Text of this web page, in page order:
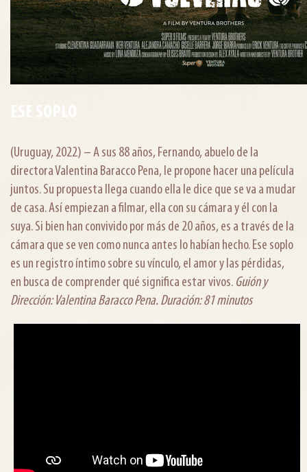
ESE SOPLO
(Uruguay, 2022) – A sus 88 años, Fernando, abuelo de la
directora Valentina Baracco Pena, le propone hacer una película
juntos. Su propuesta llega cuando ella le dice que se va a mudar
de casa. Así empiezan a filmar, ella con su cámara y él con la
suya. Si bien han convivido por más de 20 años, es a través de la
cámara que se ven como nunca antes lo habían hecho. Ese soplo
es un registro íntimo sobre su vínculo, el amor y las pérdidas,
en busca de comprender qué significa estar vivos. Guión y
Dirección: Valentina Baracco Pena. Duración: 81 minutos